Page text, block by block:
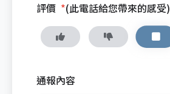
評價 *(此電話給您帶來的感受)
通報內容